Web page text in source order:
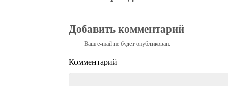
Добавить комментарий
Ваш e-mail не будет опубликован.
Комментарий